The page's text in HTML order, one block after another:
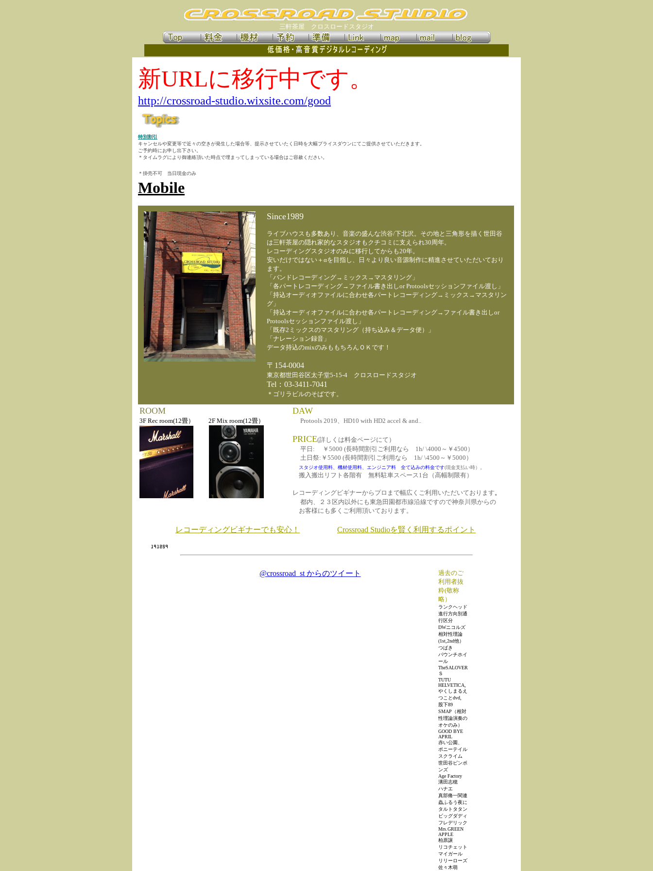
三軒茶屋 クロスロードスタジオ
新URLに移行中です。
http://crossroad-studio.wixsite.com/good
特別割引
キャンセルや変更等で近々の空きが発生した場合等、提示させていたく日時を大幅プライスダウンにてご提供させていただきます。
ご予約時にお申し出下さい。
＊タイムラグにより御連絡頂いた時点で埋まってしまっている場合はご容赦ください。
＊掛売不可 当日現金のみ
Mobile
Since1989
ライブハウスも多数あり、音楽の盛んな渋谷/下北沢。その地と三角形を描く世田谷
は三軒茶屋の隠れ家的なスタジオもクチコミに支えられ30周年。
レコーディングスタジオのみに移行してからも20年。
安いだけではない＋αを目指し、日々より良い音源制作に精進させていただいており
ます。
「バンドレコーディング→ミックス→マスタリング」
「各パートレコーディング→ファイル書き出しor Protoolsセッションファイル渡し」
「持込オーディオファイルに合わせ各パートレコーディング→ミックス→マスタリン
グ」
「持込オーディオファイルに合わせ各パートレコーディング→ファイル書き出しor
Protoolsセッションファイル渡し」
「既存2ミックスのマスタリング（持ち込み＆データ便）」
「ナレーション録音」
データ持込のmixのみももちろんＯＫです！
〒154-0004
東京都世田谷区太子堂5-15-4 クロスロードスタジオ
Tel：03-3411-7041
＊ゴリラビルのそばです。
ROOM
3F Rec room(12畳） 2F Mix room(12畳）
DAW
Protools 2019、HD10 with HD2 accel & and..
PRICE(詳しくは料金ページにて）
平日: ￥5000 (長時間割引ご利用なら 1h/ \4000～￥4500）
土日祭:￥5500 (長時間割引ご利用なら 1h/ \4500～￥5000）
スタジオ使用料、機材使用料、エンジニア料 全て込みの料金です(現金支払い時）。
搬入搬出リフト各階有 無料駐車スペース1台（高幅制限有）
レコーディングビギナーからプロまで幅広くご利用いただいております。
都内、２３区内以外にも東急田園都市線沿線ですので神奈川県からの
お客様にも多くご利用頂いております。
レコーディングビギナーでも安心！ Crossroad Studioを賢く利用するポイント
@crossroad_st からのツイート
過去のご
利用者抜
粋(敬称
略）
ランクヘッド
進行方向別通
行区分
DWニコルズ
相対性理論
(1st,2nd他）
つばき
パウンチホイ
ール
TheSALOVER
Ｓ
TUTU
HELVETICA,
やくしまるえ
つことdvd,
股下89
SMAP（相対
性理論演奏の
オケのみ）
GOOD BYE
APRIL
赤い公園、
ポニーテイル
スクライム
世田谷ピンポ
ンズ
Age Factory
溝田志穂
ハナエ
真部脩一関連
蟲ふるう夜に
タルトタタン
ビッグダディ
フレデリック
Mrs.GREEN
APPLE
柏原譲
リコチェット
マイガール
リリーローズ
佐々木萌